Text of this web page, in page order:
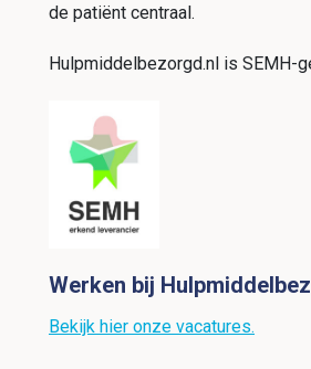
de patiënt centraal.
Hulpmiddelbezorgd.nl is SEMH-
Werken bij
Bekijk hier onze vacatures.